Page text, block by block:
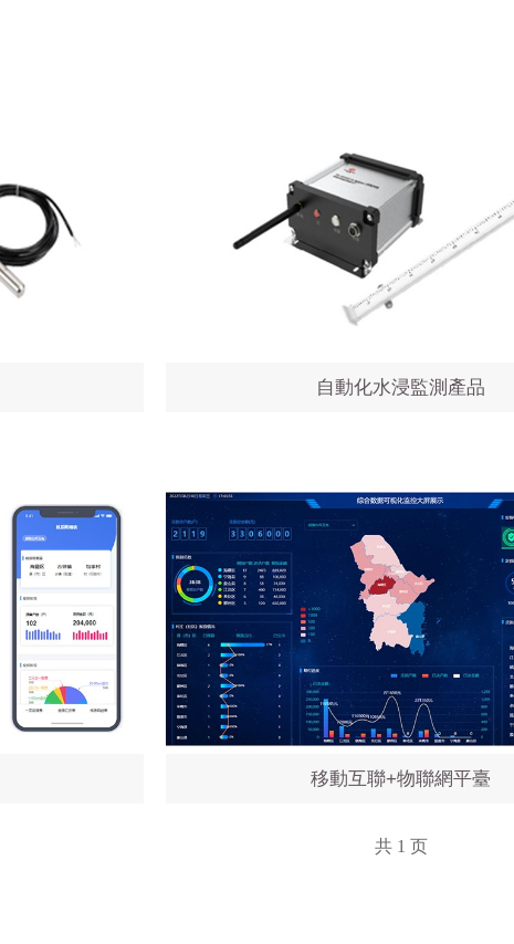
自動化水浸監測產品
移動互聯+物聯網平臺
共 1 页